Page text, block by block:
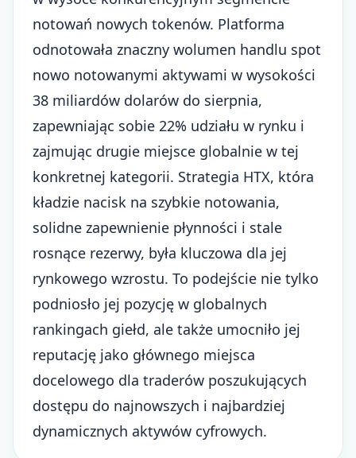
notowań nowych tokenów. Platforma
odnotowała znaczny wolumen handlu spot
nowo notowanymi aktywami w wysokości
38 miliardów dolarów do sierpnia,
zapewniając sobie 22% udziału w rynku i
zajmując drugie miejsce globalnie w tej
konkretnej kategorii. Strategia HTX, która
kładzie nacisk na szybkie notowania,
solidne zapewnienie płynności i stale
rosnące rezerwy, była kluczowa dla jej
rynkowego wzrostu. To podejście nie tylko
podniosło jej pozycję w globalnych
rankingach giełd, ale także umocniło jej
reputację jako głównego miejsca
docelowego dla traderów poszukujących
dostępu do najnowszych i najbardziej
dynamicznych aktywów cyfrowych.